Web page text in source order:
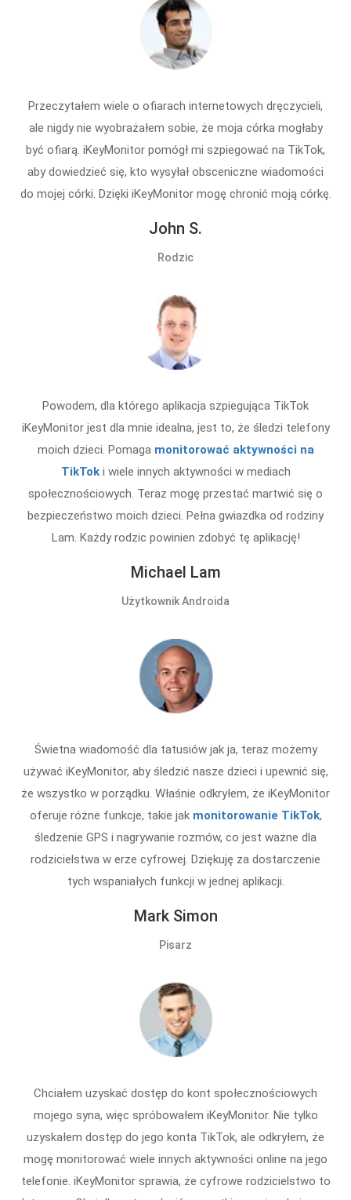
Przeczytałem wiele o ofiarach internetowych dręczycieli,
ale nigdy nie wyobrażałem sobie, że moja córka mogłaby
być ofiarą. iKeyMonitor pomógł mi szpiegować na TikTok,
aby dowiedzieć się, kto wysyłał obsceniczne wiadomości
do mojej córki. Dzięki iKeyMonitor mogę chronić moją córkę.
John S.
Rodzic
Powodem, dla którego aplikacja szpiegująca TikTok
iKeyMonitor jest dla mnie idealna, jest to, że śledzi telefony
moich dzieci. Pomaga monitorować aktywności na
TikToki wiele innych aktywności w mediach
społecznościowych. Teraz mogę przestać martwić się o
bezpieczeństwo moich dzieci. Pełna gwiazdka od rodziny
Lam. Każdy rodzic powinien zdobyć tę aplikację!
Michael Lam
Użytkownik Androida
Świetna wiadomość dla tatusiów jak ja, teraz możemy
używać iKeyMonitor, aby śledzić nasze dzieci i upewnić się,
że wszystko w porządku. Właśnie odkryłem, że iKeyMonitor
oferuje różne funkcje, takie jak monitorowanie TikTok,
śledzenie GPS i nagrywanie rozmów, co jest ważne dla
rodzicielstwa w erze cyfrowej. Dziękuję za dostarczenie
tych wspaniałych funkcji w jednej aplikacji.
Mark Simon
Pisarz
Chciałem uzyskać dostęp do kont społecznościowych
mojego syna, więc spróbowałem iKeyMonitor. Nie tylko
uzyskałem dostęp do jego konta TikTok, ale odkryłem, że
mogę monitorować wiele innych aktywności online na jego
telefonie. iKeyMonitor sprawia, że cyfrowe rodzicielstwo to